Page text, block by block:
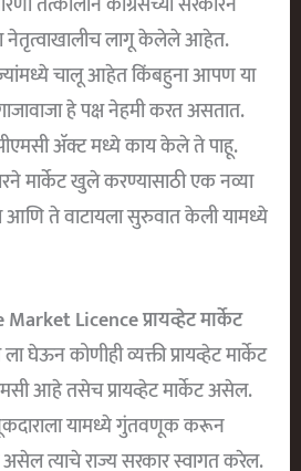
नेतृत्वाखालीच लागू केलेले आहेत.
चालू आहेत किंबहुना आपण या
हे पक्ष नेहमी करत असतात.
ॲक्ट मध्ये काय केले ते पाहू.
मार्केट खुले करण्यासाठी एक नव्या
ते वाटायला सुरुवात केली यामध्ये
Licence प्रायव्हेट मार्केट
घेऊन कोणीही व्यक्ती प्रायव्हेट मार्केट
आहे तसेच प्रायव्हेट मार्केट असेल.
यामध्ये गुंतवणूक करून
असेल त्याचे राज्य सरकार स्वागत करेल.